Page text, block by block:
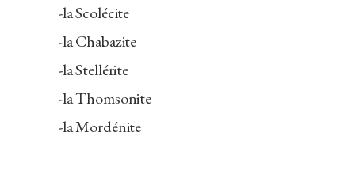
-la Scolécite
-la Chabazite
-la Stellérite
-la Thomsonite
-la Mordénite